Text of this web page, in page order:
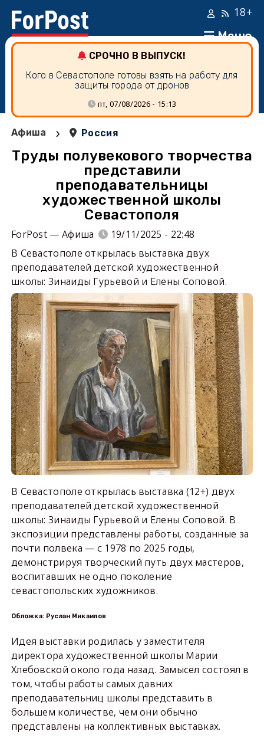
Меню
18+
СРОЧНО В ВЫПУСК!
Кого в Севастополе готовы взять на работу для
защиты города от дронов
пт, 07/08/2026 - 15:13
Афиша › Россия
Труды полувекового творчества
представили
преподавательницы
художественной школы
Севастополя
ForPost — Афиша
19/11/2025 - 22:48
В Севастополе открылась выставка двух
преподавателей детской художественной
школы: Зинаиды Гурьевой и Елены Соповой.
В Севастополе открылась выставка (12+) двух
преподавателей детской художественной
школы: Зинаиды Гурьевой и Елены Соповой. В
экспозиции представлены работы, созданные за
почти полвека — с 1978 по 2025 годы,
демонстрируя творческий путь двух мастеров,
воспитавших не одно поколение
севастопольских художников.
Обложка: Руслан Микаилов
Идея выставки родилась у заместителя
директора художественной школы Марии
Хлебовской около года назад. Замысел состоял в
том, чтобы работы самых давних
преподавательниц школы представить в
большем количестве, чем они обычно
представлены на коллективных выставках.